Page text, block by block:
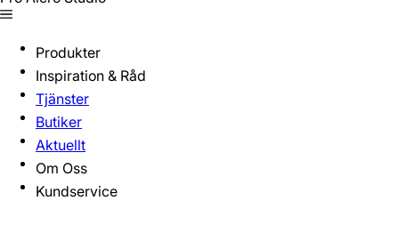
Produkter
Inspiration & Råd
Tjänster
Butiker
Aktuellt
Om Oss
Kundservice